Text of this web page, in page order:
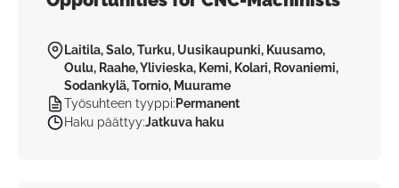
Laitila, Salo, Turku, Uusikaupunki, Kuusamo,
Oulu, Raahe, Ylivieska, Kemi, Kolari, Rovaniemi,
Sodankylä, Tornio, Muurame
Työsuhteen tyyppi: Permanent
Haku päättyy:Jatkuva haku